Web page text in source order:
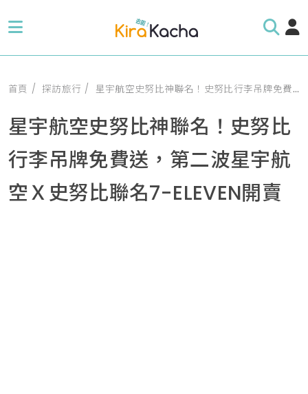
首頁 探訪旅行 星宇航空史努比神聯名！史努比行李吊牌免費送，第二波星宇航空Ｘ史努比聯名7-ELEVEN開賣
星宇航空史努比神聯名！史努比
行李吊牌免費送，第二波星宇航
空Ｘ史努比聯名7-ELEVEN開賣